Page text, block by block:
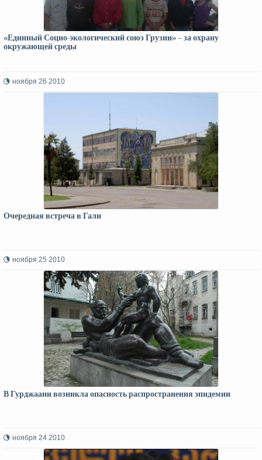
«Единный Социо-экологический союз Грузии» – за охрану
окружающей среды
ноября 26 2010
Очередная встреча в Гали
ноября 25 2010
В Гурджаани возникла опасность распространения эпидемии
ноября 24 2010